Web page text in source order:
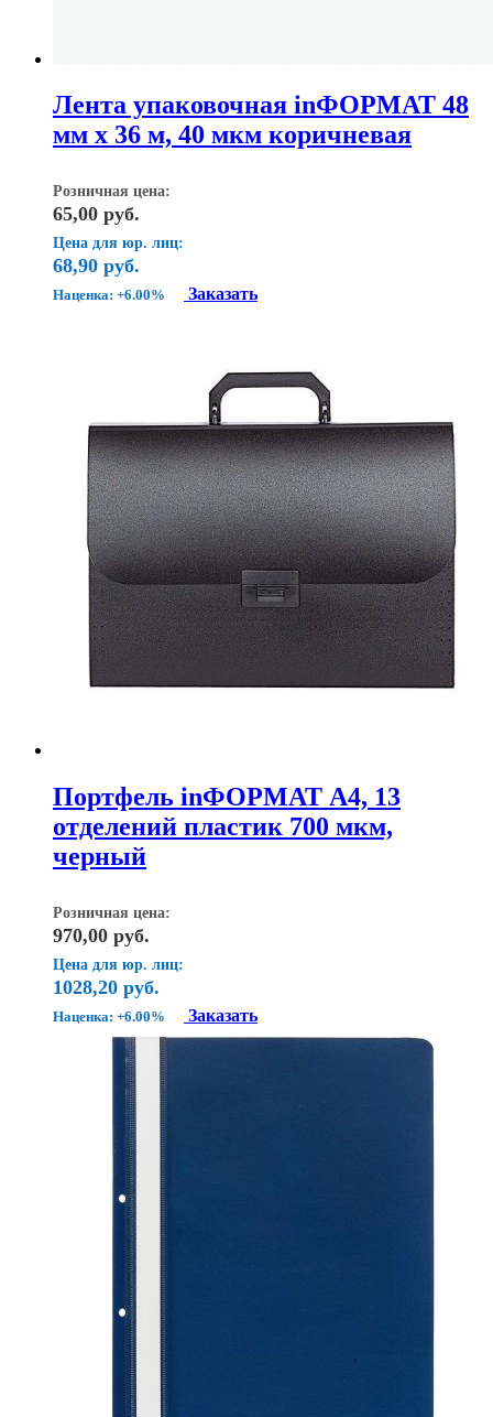
Лента упаковочная inФОРМАТ 48
мм х 36 м, 40 мкм коричневая
Розничная цена:
65,00 руб.
Цена для юр. лиц:
68,90 руб.
Наценка: +6.00% Заказать
Портфель inФОРМАТ А4, 13
отделений пластик 700 мкм,
черный
Розничная цена:
970,00 руб.
Цена для юр. лиц:
1028,20 руб.
Наценка: +6.00% Заказать